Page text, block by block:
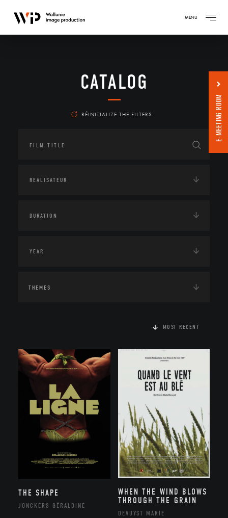
MENU
CATALOG
RÉINITIALIZE THE FILTERS
THEMES
MOST RECENT
THE SHAPE
JONCKERS GÉRALDINE
WHEN THE WIND BLOWS
THROUGH THE GRAIN
DEVUYST MARIE
E-MEETING ROOM